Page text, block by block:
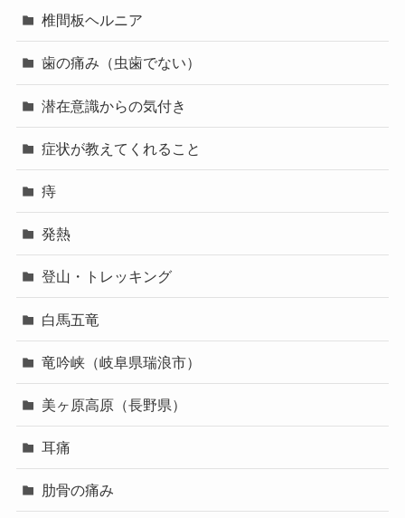
椎間板ヘルニア
歯の痛み（虫歯でない）
潜在意識からの気付き
症状が教えてくれること
痔
発熱
登山・トレッキング
白馬五竜
竜吟峡（岐阜県瑞浪市）
美ヶ原高原（長野県）
耳痛
肋骨の痛み